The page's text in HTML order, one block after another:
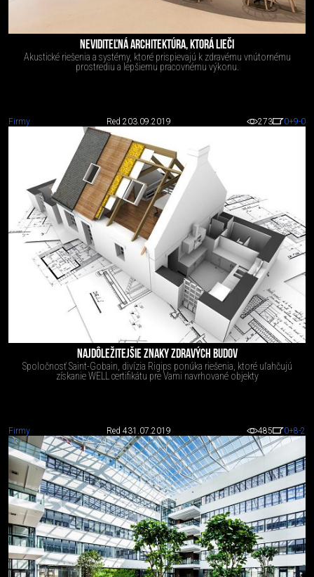
NEVIDITEĽNÁ ARCHITEKTÚRA, KTORÁ LIEČI
Akustické riešenia a systémy, ktoré prispievajú k zdravému vnútornému
prostrediu a lepšiemu pracovnému výkonu.
Firmy Red 2 03.09.2019 273 0+9-0
NAJDÔLEŽITEJŠIE ZNAKY ZDRAVÝCH BUDOV
Spoločnosť Saint-Gobain, divízia Rigips ponúka riešenia, ktoré uľahčujú
získanie WELL certifikátu pre Vami navrhované objekty
Firmy Red 431.07.2019 485 0+8-2